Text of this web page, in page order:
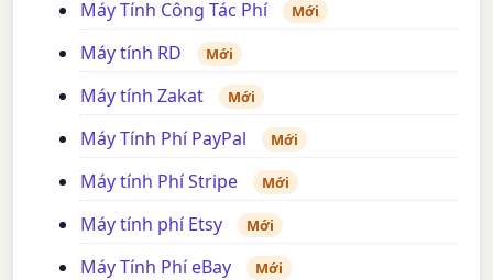
Máy Tính Công Tác Phí Mới
Máy tính RD Mới
Máy tính Zakat Mới
Máy Tính Phí PayPal Mới
Máy tính Phí Stripe Mới
Máy tính phí Etsy Mới
Máy Tính Phí eBay Mới